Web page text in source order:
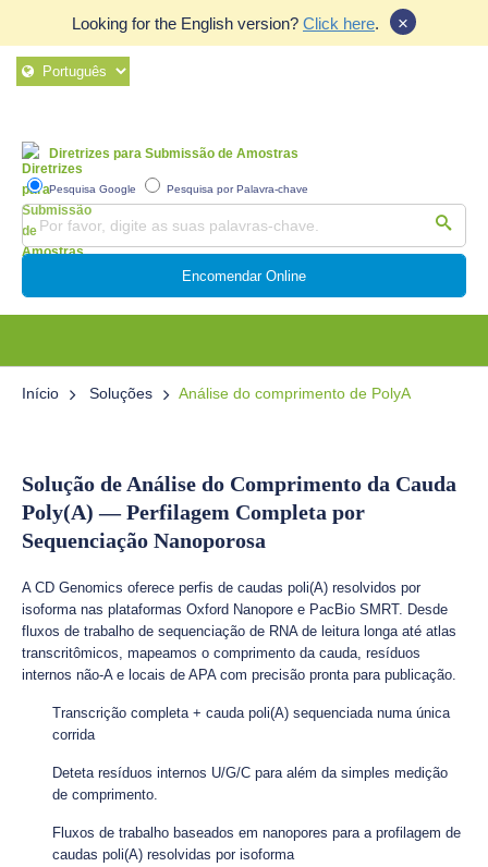
Looking for the English version? Click here. ×
Diretrizes para Submissão de Amostras
Pesquisa Google Pesquisa por Palavra-chave
Encomendar Online
Início Soluções Análise do comprimento de PolyA
Solução de Análise do Comprimento da Cauda
Poly(A) — Perfilagem Completa por
Sequenciação Nanoporosa
A CD Genomics oferece perfis de caudas poli(A) resolvidos por
isoforma nas plataformas Oxford Nanopore e PacBio SMRT. Desde
fluxos de trabalho de sequenciação de RNA de leitura longa até atlas
transcritômicos, mapeamos o comprimento da cauda, resíduos
internos não-A e locais de APA com precisão pronta para publicação.
Transcrição completa + cauda poli(A) sequenciada numa única
corrida
Deteta resíduos internos U/G/C para além da simples medição
de comprimento.
Fluxos de trabalho baseados em nanopores para a profilagem de
caudas poli(A) resolvidas por isoforma